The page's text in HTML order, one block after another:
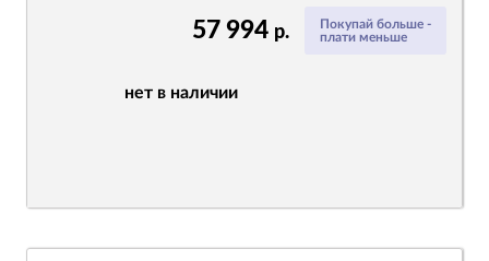
Покупай больше -
плати меньше
57 994 р.
нет в наличии